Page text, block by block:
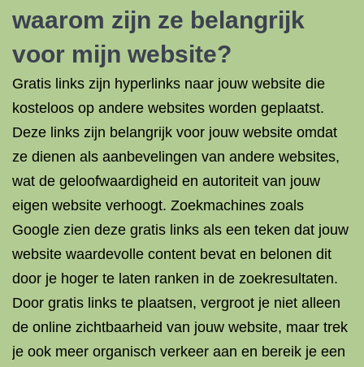
waarom zijn ze belangrijk
voor mijn website?
Gratis links zijn hyperlinks naar jouw website die
kosteloos op andere websites worden geplaatst.
Deze links zijn belangrijk voor jouw website omdat
ze dienen als aanbevelingen van andere websites,
wat de geloofwaardigheid en autoriteit van jouw
eigen website verhoogt. Zoekmachines zoals
Google zien deze gratis links als een teken dat jouw
website waardevolle content bevat en belonen dit
door je hoger te laten ranken in de zoekresultaten.
Door gratis links te plaatsen, vergroot je niet alleen
de online zichtbaarheid van jouw website, maar trek
je ook meer organisch verkeer aan en bereik je een